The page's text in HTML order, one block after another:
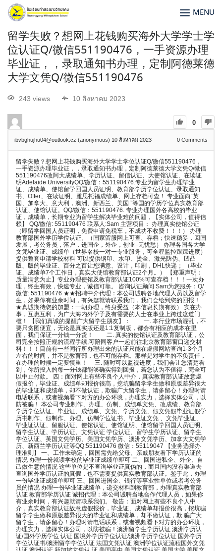
MENU
留学失败？想网上花钱购买海外大学学士学
位认证Q/微信551190476，一手资源办理
毕业证，，录取通知书办理，定制阿德莱德
大学文凭Q/微信551190476
243 views 10 สิงหาคม 2023
0
ibvbghujhu04@outlook.cz (anonymous) 10 สิงหาคม 2023 0 Comments
留学失败？想网上花钱购买海外大学学士学位认证Q/微信551190476，
一手资源办理毕业证，，录取通知书办理，定制阿德莱德大学文凭Q/微信
551190476改阿大成绩单、学历认证、留信认证、大使馆认证、在读证
明Adelaide UniversityQQ/微信：551190476.专业为留学生办理毕业
证、成绩单、使馆留学回国人员证明、教育部学历学位认证、录取通知
书、Offer、在读证明、雅思托福成绩单、网上存档可查！ 专业面向“英
国、加拿大、意大利，澳洲、新西兰、美国 ”等国的学历学位真实教育部
认证、使馆认证。QQ/微信：551190476. 专业办理国外各高校的毕业
证，成绩单，长期专业为留学生解决毕业难的问题，【实体公司，值得信
赖】 QQ/微信: 551190476 联系人:Sam 主营项目： 办理真实使馆公证
（即留学回国人员证明，免费申请免税车，不成功不收费！！！） 办理
教育部国外学历学位认证。（国家留服网上可查、存档；快速稳妥，回国
发展，考公务员，落户，进国企，外企，创业–无忧愁） 办理各国各大学
文凭毕业证、成绩单（世界名校一对一专业服务，可全程监控跟踪进度）
提供整套申请学校材料 可以提供钢印、水印、烫金、激光防伪、凹凸
版、版的毕业证、百分之百让您满意、设计，印刷，DHL快递； （毕业
证、成绩单7个工作日，真实大使馆教育部认证2个月。） 【郑重声明：
质量满意为止】专业办理使馆及教育部认证100%可查存档！！！一次办
理，终生有效，快速专业，诚信可靠。 咨询认证顾问 Sam为您服务：Q/
微信: 551190476 ★★招聘中介代理：本公司诚聘各地代理人员以及留学
生，如果你有业余时间，有兴趣就请联系我们，我们会给到您的回报！
★真诚期待您的加盟：一朝办理，终身受益（本信息长期有效） 实在办
事，互惠互利，为广大海内外学子及有需要的人士在事业上跨过这道门
槛！ 【我们真诚的提醒广大留学生朋友】： 一. 本行业市场混乱，不
要只贪图便宜，无论是真实版还是1:1复制版，都会有相应的成本在里
面，我们保证一分钱一分货！ 二. 真实的使馆认证及教育部认证，公
司完全按照正规的流程手续,可陪同客户一起前往北京教育部窗口递交材
料！！！目前有一些同行所办理出来的认证只能在虚假网站查询1-3个月
左右的时间，并不是教育部，也不可能存档。那样是对学生的不负责任，
在办理的时候一定要慎重！ 三. 随时可以监视进度，我们会让您清楚看
到，你所投入的每一分钱都能够确实得到回报，若您认为不值得，完全可
以中止付款。 四：面对网上有些不良个人中介，真实教育部认证故意虚
假报价，毕业证、成绩单却报价很高，挖坑骗留学学生做和原版差异很大
的毕业证和成绩单，却不做认证，欺骗广大留学生，请多留心！办理时请
电话联系，或者视频看下对方的办公环境，办理实力，选择实体公司，以
防被骗！ 本公司专业制作、办理、仿制、成绩单文凭、改成绩、教育部
学历学位认证、毕业证、成绩单、文凭、学历文凭、假文凭假毕业证假学
历书制作、假制作、办理、仿制学位证书、毕业证文凭 、文凭毕业证、
毕业证认证、留服认证、使馆认证、使馆证明、使馆留学回国人员证明、
留学生认证、学历认证、文凭认证 学位认证、留学生学历认证、留学生
学位认证、英国文凭学历、美国文凭学历、澳洲文凭学历、加拿大文凭学
历、新西兰学历认证等QQ:551190476 微信：55119047 【业务选择办
理准则】 一、工作未确定，回国需先给父母、亲戚朋友看下学历认证的
情况 办理一份就读学校的毕业证成绩单即可 二、回国进私企、外企、自
己做生意的情况 这些单位是不查询毕业证真伪的，而且国内没有渠道去
查询国外学历认证的真假，也不需要提供真实教育部认证。鉴于此，办理
一份毕业证成绩单即可 三、回国进国企、银行等事业性单位或者考公务
员的情况 办理一份毕业证成绩单，递交材料到教育部，办理真实教育部
认证 教育部学历认证 诚招代理：本公司诚聘当地合作代理人员，如果你
有业余时间，有兴趣就请联系我们。 敬告：面对网上有些不良个人中
介，真实教育部认证故意虚假报价，毕业证、成绩单却报价很高，挖坑骗
留学学生做和原版差异很大的毕业证和成绩单，却不做认证，欺 骗广大
留学生，请多留心！办理时请电话联系，或者视频看下对方的办公环境，
办理实力，选择实体公司，以防被骗！澳洲留学生学历认证 澳洲学历认
证/国外学历学位 认证 国境外学历学位认证/澳洲学历学位认证 国外学历
学位认证书/澳洲留学学位认证 法国文凭认证 澳洲学位认证流程国外文凭